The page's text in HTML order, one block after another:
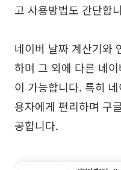
고 사용방법도 간단합
네이버 날짜 계산기와
하며 그 외에 다른 네
이 가능합니다. 특히
용자에게 편리하며 구
공합니다.